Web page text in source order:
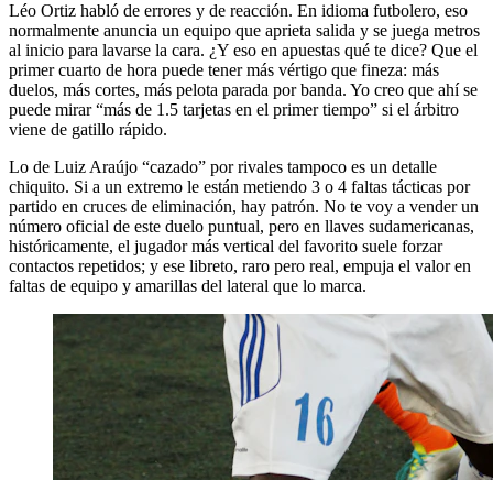
Léo Ortiz habló de errores y de reacción. En idioma futbolero, eso
normalmente anuncia un equipo que aprieta salida y se juega metros
al inicio para lavarse la cara. ¿Y eso en apuestas qué te dice? Que el
primer cuarto de hora puede tener más vértigo que fineza: más
duelos, más cortes, más pelota parada por banda. Yo creo que ahí se
puede mirar “más de 1.5 tarjetas en el primer tiempo” si el árbitro
viene de gatillo rápido.
Lo de Luiz Araújo “cazado” por rivales tampoco es un detalle
chiquito. Si a un extremo le están metiendo 3 o 4 faltas tácticas por
partido en cruces de eliminación, hay patrón. No te voy a vender un
número oficial de este duelo puntual, pero en llaves sudamericanas,
históricamente, el jugador más vertical del favorito suele forzar
contactos repetidos; y ese libreto, raro pero real, empuja el valor en
faltas de equipo y amarillas del lateral que lo marca.